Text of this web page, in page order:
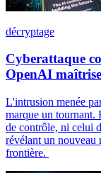
décryptage
Cyberattaque
OpenAI
L'intrusion menée
marque un tournant.
de contrôle, ni celui
révélant un nouveau
frontière.